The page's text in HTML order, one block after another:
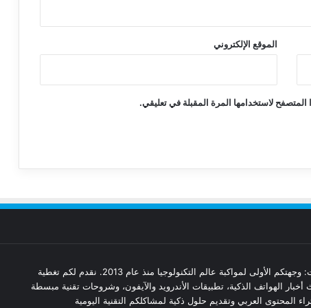
الموقع الإلكتروني
لاستخدامها المرة المقبلة في تعليقي.
مدونة تقنيات: وجهتكم الأولى لمواكبة عالم التكنولوجيا منذ عام 2013. نقدم لكم تغطية
أخبار الهواتف الذكية، تطبيقات الأندرويد والآيفون، وشروحات تقنية مبسطة
المحتوى العربي وتقديم حلول ذكية لمشاكلكم التقنية اليومية